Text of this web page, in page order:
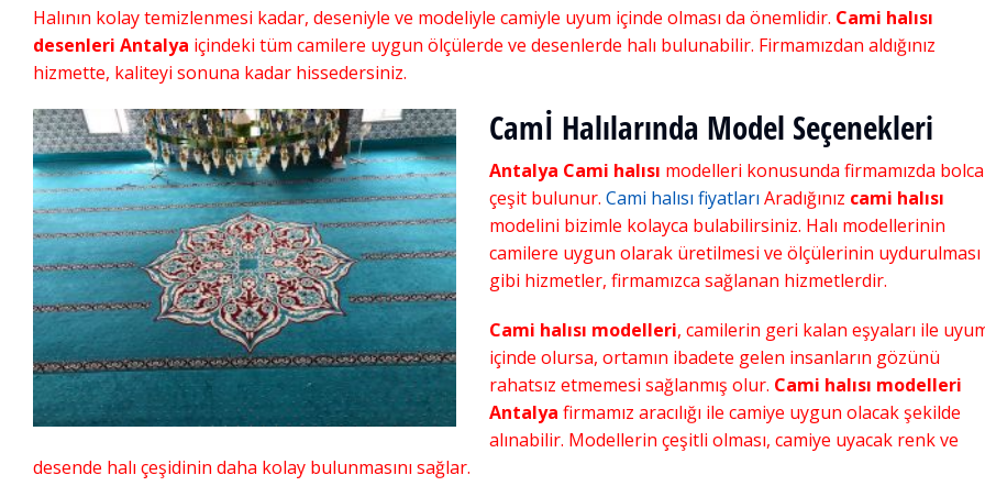
Halının kolay temizlenmesi kadar, deseniyle ve modeliyle camiyle uyum içinde olması da önemlidir. Cami halısı
desenleri Antalya içindeki tüm camilere uygun ölçülerde ve desenlerde halı bulunabilir. Firmamızdan aldığınız
hizmette, kaliteyi sonuna kadar hissedersiniz.
Camİ Halılarında Model Seçenekleri
Antalya Cami halısı modelleri konusunda firmamızda bolca
çeşit bulunur. Cami halısı fiyatları Aradığınız cami halısı
modelini bizimle kolayca bulabilirsiniz. Halı modellerinin
camilere uygun olarak üretilmesi ve ölçülerinin uydurulması
gibi hizmetler, firmamızca sağlanan hizmetlerdir.
Cami halısı modelleri, camilerin geri kalan eşyaları ile
içinde olursa, ortamın ibadete gelen insanların gözünü
rahatsız etmemesi sağlanmış olur. Cami halısı modelleri
Antalya firmamız aracılığı ile camiye uygun olacak şekilde
alınabilir. Modellerin çeşitli olması, camiye uyacak renk ve
desende halı çeşidinin daha kolay bulunmasını sağlar.